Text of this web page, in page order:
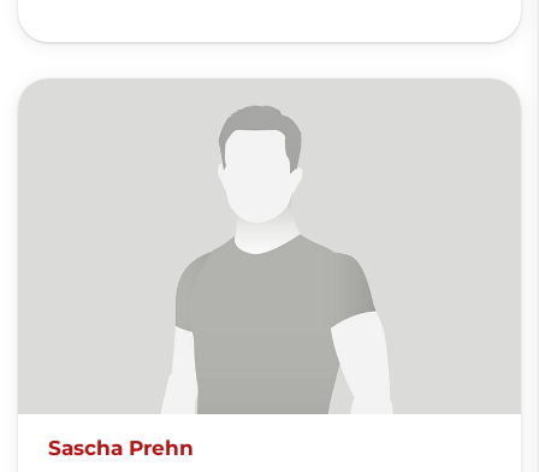
Sascha Prehn